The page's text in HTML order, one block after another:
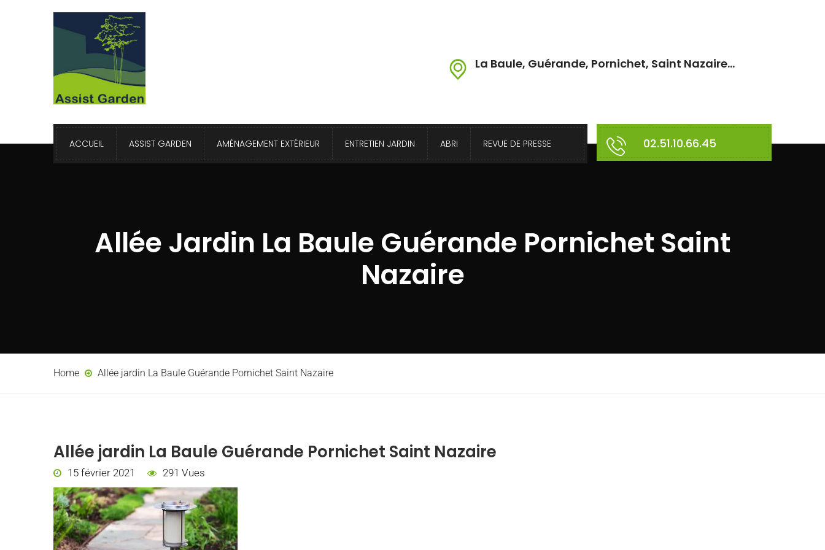
La Baule, Guérande, Pornichet, Saint Nazaire...
ACCUEIL ASSIST GARDEN AMÉNAGEMENT EXTÉRIEUR ENTRETIEN JARDIN ABRI REVUE DE PRESSE 02.51.10.66.45
Allée Jardin La Baule Guérande Pornichet Saint
Nazaire
Home Allée jardin La Baule Guérande Pornichet Saint Nazaire
Allée jardin La Baule Guérande Pornichet Saint Nazaire
15 février 2021 291 Vues